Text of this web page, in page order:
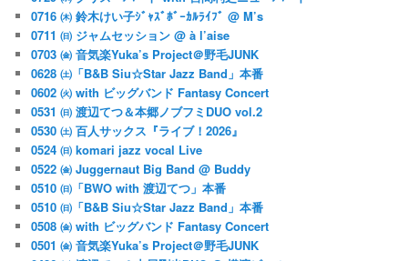
0716 ㈭ 鈴木けい子ｼﾞｬｽﾞﾎﾞｰｶﾙﾗｲﾌﾞ @ M’s
0711 ㈰ ジャムセッション @ à l’aise
0703 ㈮ 音気楽Yuka’s Project＠野毛JUNK
0628 ㈯「B&B Siu☆Star Jazz Band」本番
0602 ㈫ with ビッグバンド Fantasy Concert
0531 ㈰ 渡辺てつ＆本郷ノブフミDUO vol.2
0530 ㈯ 百人サックス『ライブ！2026』
0524 ㈰ komari jazz vocal Live
0522 ㈮ Juggernaut Big Band @ Buddy
0510 ㈰「BWO with 渡辺てつ」本番
0510 ㈰「B&B Siu☆Star Jazz Band」本番
0508 ㈮ with ビッグバンド Fantasy Concert
0501 ㈮ 音気楽Yuka’s Project＠野毛JUNK